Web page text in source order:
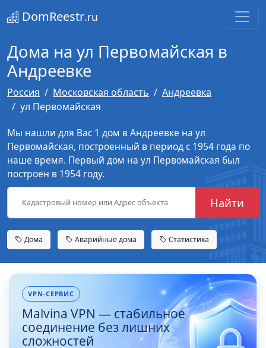
DomReestr.ru
Дома на ул Первомайская в
Андреевке
Россия Московская область
Андреевка
ул Первомайская
Мы нашли для Вас 1 дом в Андреевке на ул
Первомайская, построенный в период с 1954 года по
наше время. Первый дом на ул Первомайская был
построен в 1954 году.
Найти
Дома Аварийные дома Статистика
VPN-СЕРВИС
Malvina VPN — стабильное
соединение без лишних
сложностей